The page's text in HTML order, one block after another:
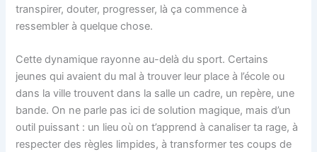
transpirer, douter, progresser, là ça commence à
ressembler à quelque chose.
Cette dynamique rayonne au-delà du sport. Certains
jeunes qui avaient du mal à trouver leur place à l’école ou
dans la ville trouvent dans la salle un cadre, un repère, une
bande. On ne parle pas ici de solution magique, mais d’un
outil puissant : un lieu où on t’apprend à canaliser ta rage, à
respecter des règles limpides, à transformer tes coups de